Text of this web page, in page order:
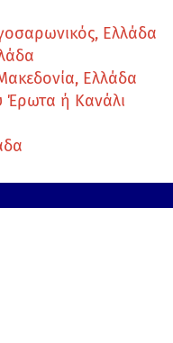
Ελλάδα
Ελλάδα
Έρωτα ή Κανάλι